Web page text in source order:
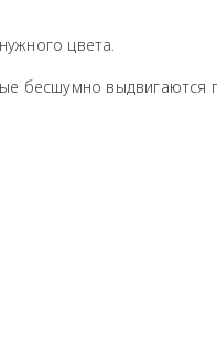
цвета.
бесшумно выдвигаются